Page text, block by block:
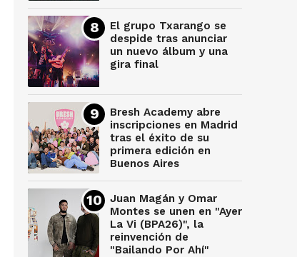
El grupo Txarango se
despide tras anunciar
un nuevo álbum y una
gira final
Bresh Academy abre
inscripciones en Madrid
tras el éxito de su
primera edición en
Buenos Aires
Juan Magán y Omar
Montes se unen en "Ayer
La Vi (BPA26)", la
reinvención de
"Bailando Por Ahí"